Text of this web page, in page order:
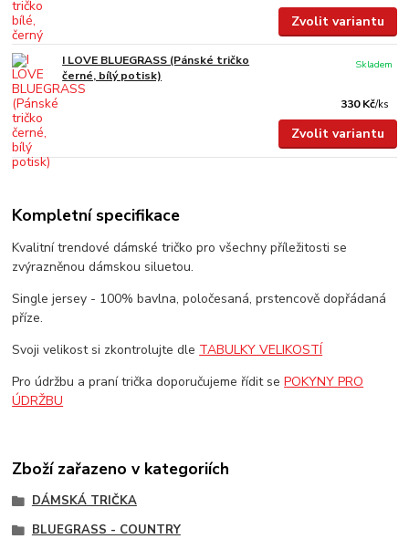
Zvolit variantu
I LOVE BLUEGRASS (Pánské tričko
černé, bílý potisk)
330 Kč/ks
Skladem
Zvolit variantu
Kompletní specifikace
Kvalitní trendové dámské tričko pro všechny příležitosti se
zvýrazněnou dámskou siluetou.
Single jersey - 100% bavlna, poločesaná, prstencově dopřádaná
příze.
Svoji velikost si zkontrolujte dle TABULKY VELIKOSTÍ
Pro údržbu a praní trička doporučujeme řídit sePOKYNY PRO
ÚDRŽBU
Zboží zařazeno v kategoriích
DÁMSKÁ TRIČKA
BLUEGRASS - COUNTRY